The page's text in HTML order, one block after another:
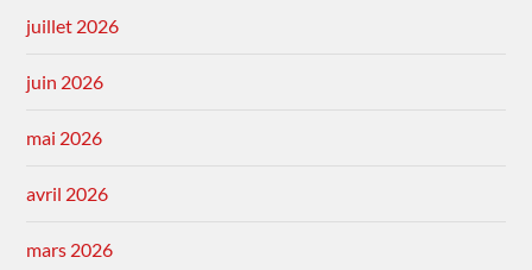
juillet 2026
juin 2026
mai 2026
avril 2026
mars 2026